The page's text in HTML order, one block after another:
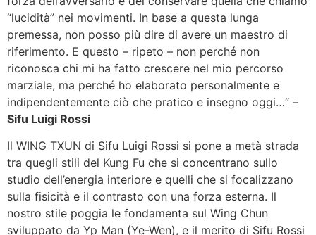
“lucidità” nei movimenti. In base a questa lunga
premessa, non posso più dire di avere un maestro di
riferimento. E questo – ripeto – non perché non
riconosca chi mi ha fatto crescere nel mio percorso
marziale, ma perché ho elaborato personalmente e
indipendentemente ciò che pratico e insegno oggi…“ –
Sifu Luigi Rossi
Il WING TXUN di Sifu Luigi Rossi si pone a metà strada
tra quegli stili del Kung Fu che si concentrano sullo
studio dell’energia interiore e quelli che si focalizzano
sulla fisicità e il contrasto con una forza esterna. Il
nostro stile poggia le fondamenta sul Wing Chun
sviluppato da Yp Man (Ye-Wen), e il merito di Sifu Rossi